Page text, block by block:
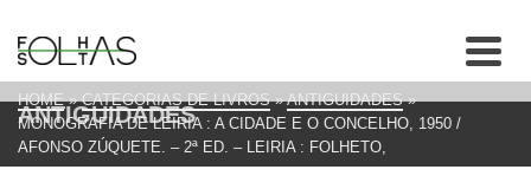
ANTIGUIDADES
HOME » CATEGORIAS DE LIVROS » ANTIGUIDADES »
MONOGRAFIA DE LEIRIA : A CIDADE E O CONCELHO, 1950 /
AFONSO ZÚQUETE. – 2ª ED. – LEIRIA : FOLHETO,